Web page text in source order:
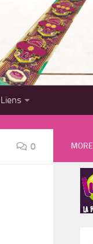
Liens
0 MORE